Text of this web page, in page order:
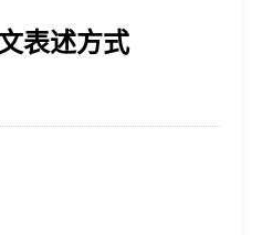
表述方式